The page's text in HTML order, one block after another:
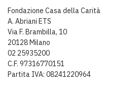
Fondazione Casa della Carità
A. Abriani ETS
Via F. Brambilla, 10
20128 Milano
02 25935200
C.F. 97316770151
Partita IVA: 08241220964